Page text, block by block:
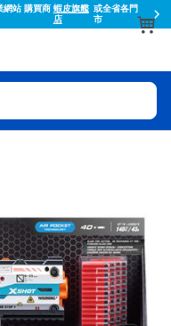
站 購買商 蝦皮旗艦
店
或全省各門
市